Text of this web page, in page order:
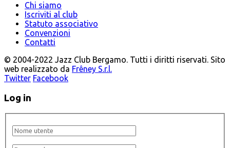
Chi siamo
Iscriviti al club
Statuto associativo
Convenzioni
Contatti
© 2004-2022 Jazz Club Bergamo. Tutti i diritti riservati. Sito
web realizzato da Frêney S.r.l.
Twitter Facebook
Log in